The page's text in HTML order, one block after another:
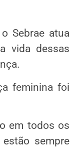
Sebrae atua
vida dessas
feminina foi
em todos os
sempre